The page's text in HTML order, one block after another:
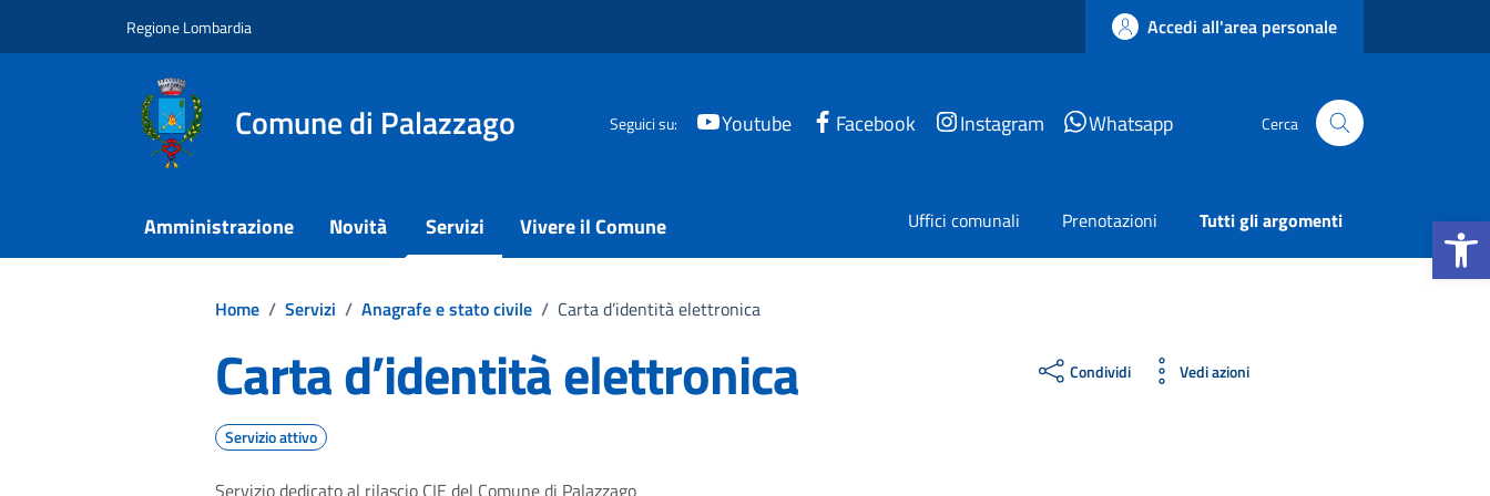
Apri la
Regione Lombardia Accedi all'area personale
Comune di Palazzago Seguici su: Youtube Facebook Instagram Whatsapp Cerca
Amministrazione Novità Servizi Vivere il Comune Uffici comunali Prenotazioni Tutti gli argomenti
Home / Servizi / Anagrafe e stato civile / Carta d’identità elettronica
Carta d’identità elettronica
Servizio attivo
Servizio dedicato al rilascio CIE del Comune di Palazzago
Condividi Vedi azioni